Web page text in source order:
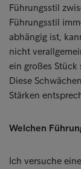
Führungsstil
Führungsstil
abhängig ist,
nicht
ein großes Stück
Diese
Stärken
Welchen
Ich versuche